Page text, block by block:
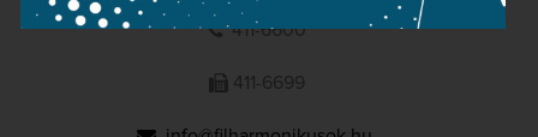
411-6600
411-6699